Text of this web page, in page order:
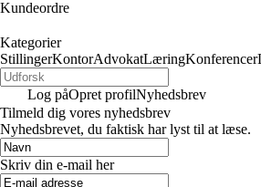
Kundeordre
Kategorier
StillingerKontorAdvokatLæringKonferencer
Log påOpret profilNyhedsbrev
Tilmeld dig vores nyhedsbrev
Nyhedsbrevet, du faktisk har lyst til at læse.
Skriv din e-mail her